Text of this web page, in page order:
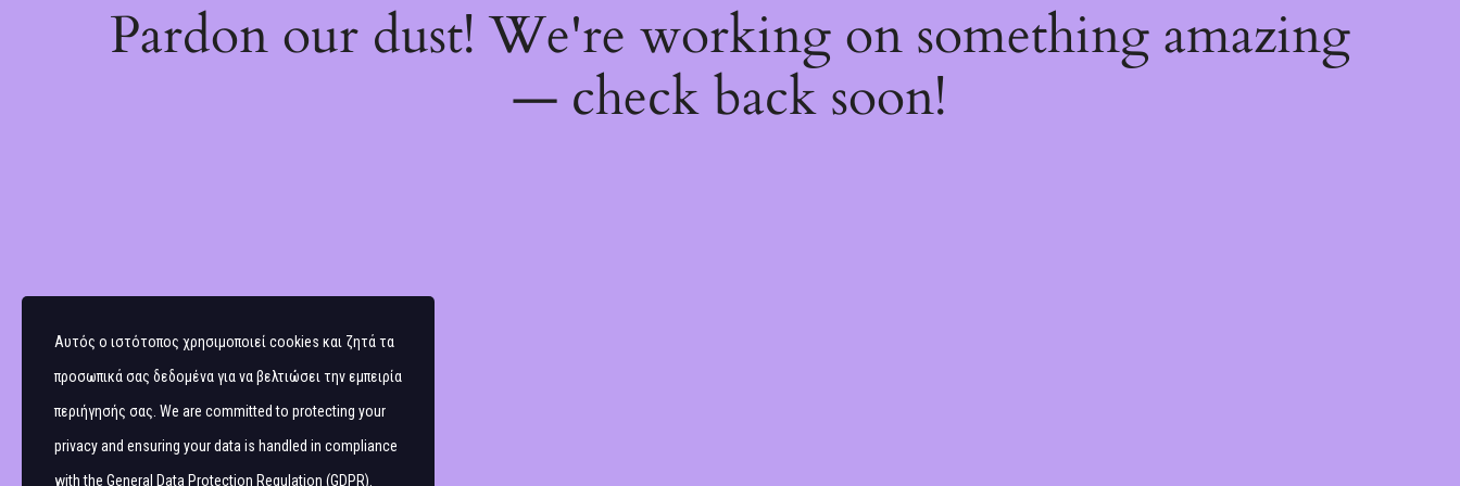
Pardon our dust! We're working on something amazing
— check back soon!
Αυτός ο ιστότοπος χρησιμοποιεί cookies και ζητά τα
προσωπικά σας δεδομένα για να βελτιώσει την εμπειρία
περιήγησής σας. We are committed to protecting your
privacy and ensuring your data is handled in compliance
with the General Data Protection Regulation (GDPR)